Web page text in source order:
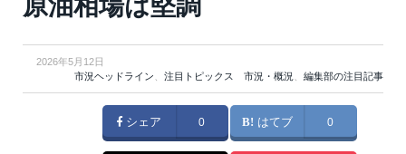
原油相場は堅調
2026年5月12日
市況ヘッドライン、 注目トピックス 市況・概況、 編集部の注目記事
シェア 0 はてブ 0